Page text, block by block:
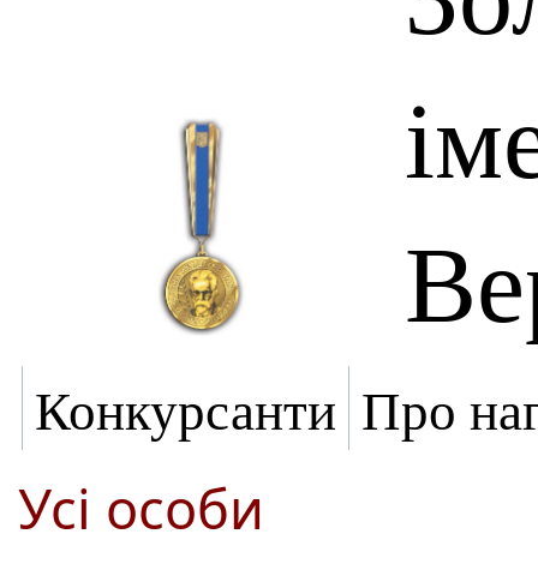
Конкурсанти Про
Усі особи